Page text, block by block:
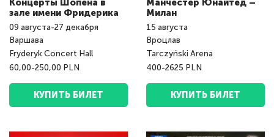
зале имени Фридерика
09 августа-27 декабря
Варшава
Fryderyk Concert Hall
60,00-250,00 PLN
КУПИТЬ БИЛЕТ
Милан
15 августа
Вроцлав
Tarczyński Arena
400-2625 PLN
КУПИТЬ БИЛЕТ